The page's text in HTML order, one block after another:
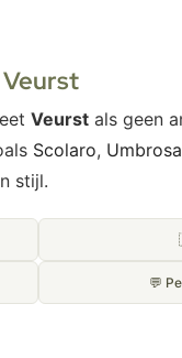
Veurst
Veurst als geen
Scolaro, Umbrosa
stijl.
💬